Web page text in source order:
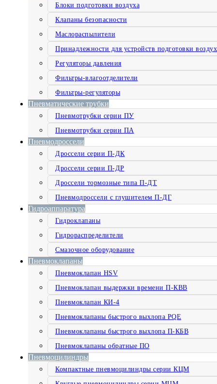
Блоки подготовки воздуха
Клапаны безопасности
Маслораспылители
Принадлежности для устройств подготовки
Регуляторы давления
Фильтры-влагоотделители
Фильтры-регуляторы
Пневматические трубки
Пневмотрубки серии ПУ
Пневмотрубки серии ПА
Пневмодроссели
Дроссели серии П-ДК
Дроссели серии П-ДР
Дроссели тормозные типа П-ДТ
Пневмодроссели с глушителем П-ДГ
Гидроаппаратура
Гидроклапаны
Гидрораспределители
Смазочное оборудование
Пневмоклапаны
Пневмоклапан HSV
Пневмоклапан выдержки времени П-КВВ
Пневмоклапан КИ-4
Пневмоклапаны быстрого выхлопа PQE
Пневмоклапаны быстрого выхлопа П-КБВ
Пневмоклапаны обратные ПО
Пневмоцилиндры
Компактные пневмоцилиндры серии КЦМ